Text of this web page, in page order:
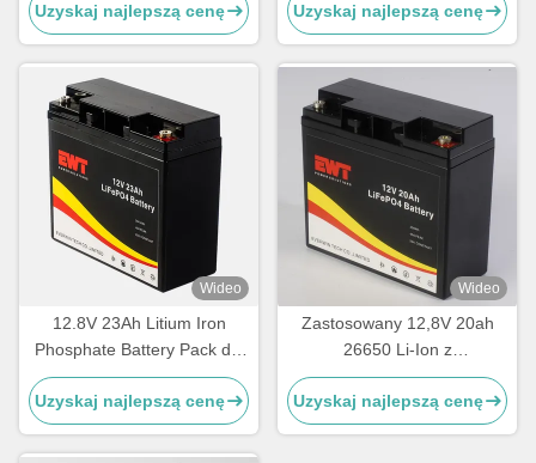
Battery Pack
Uzyskaj najlepszą cenę
Uzyskaj najlepszą cenę
Wideo
12.8V 23Ah Litium Iron
Phosphate Battery Pack dla
elektrycznych wózków
widłowych
Uzyskaj najlepszą cenę
Wideo
Zastosowany 12,8V 20ah
26650 Li-Ion z
akumulatorem
Uzyskaj najlepszą cenę